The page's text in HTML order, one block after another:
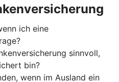
ich eine
sinnvoll,
bin?
wenn im Ausland ein